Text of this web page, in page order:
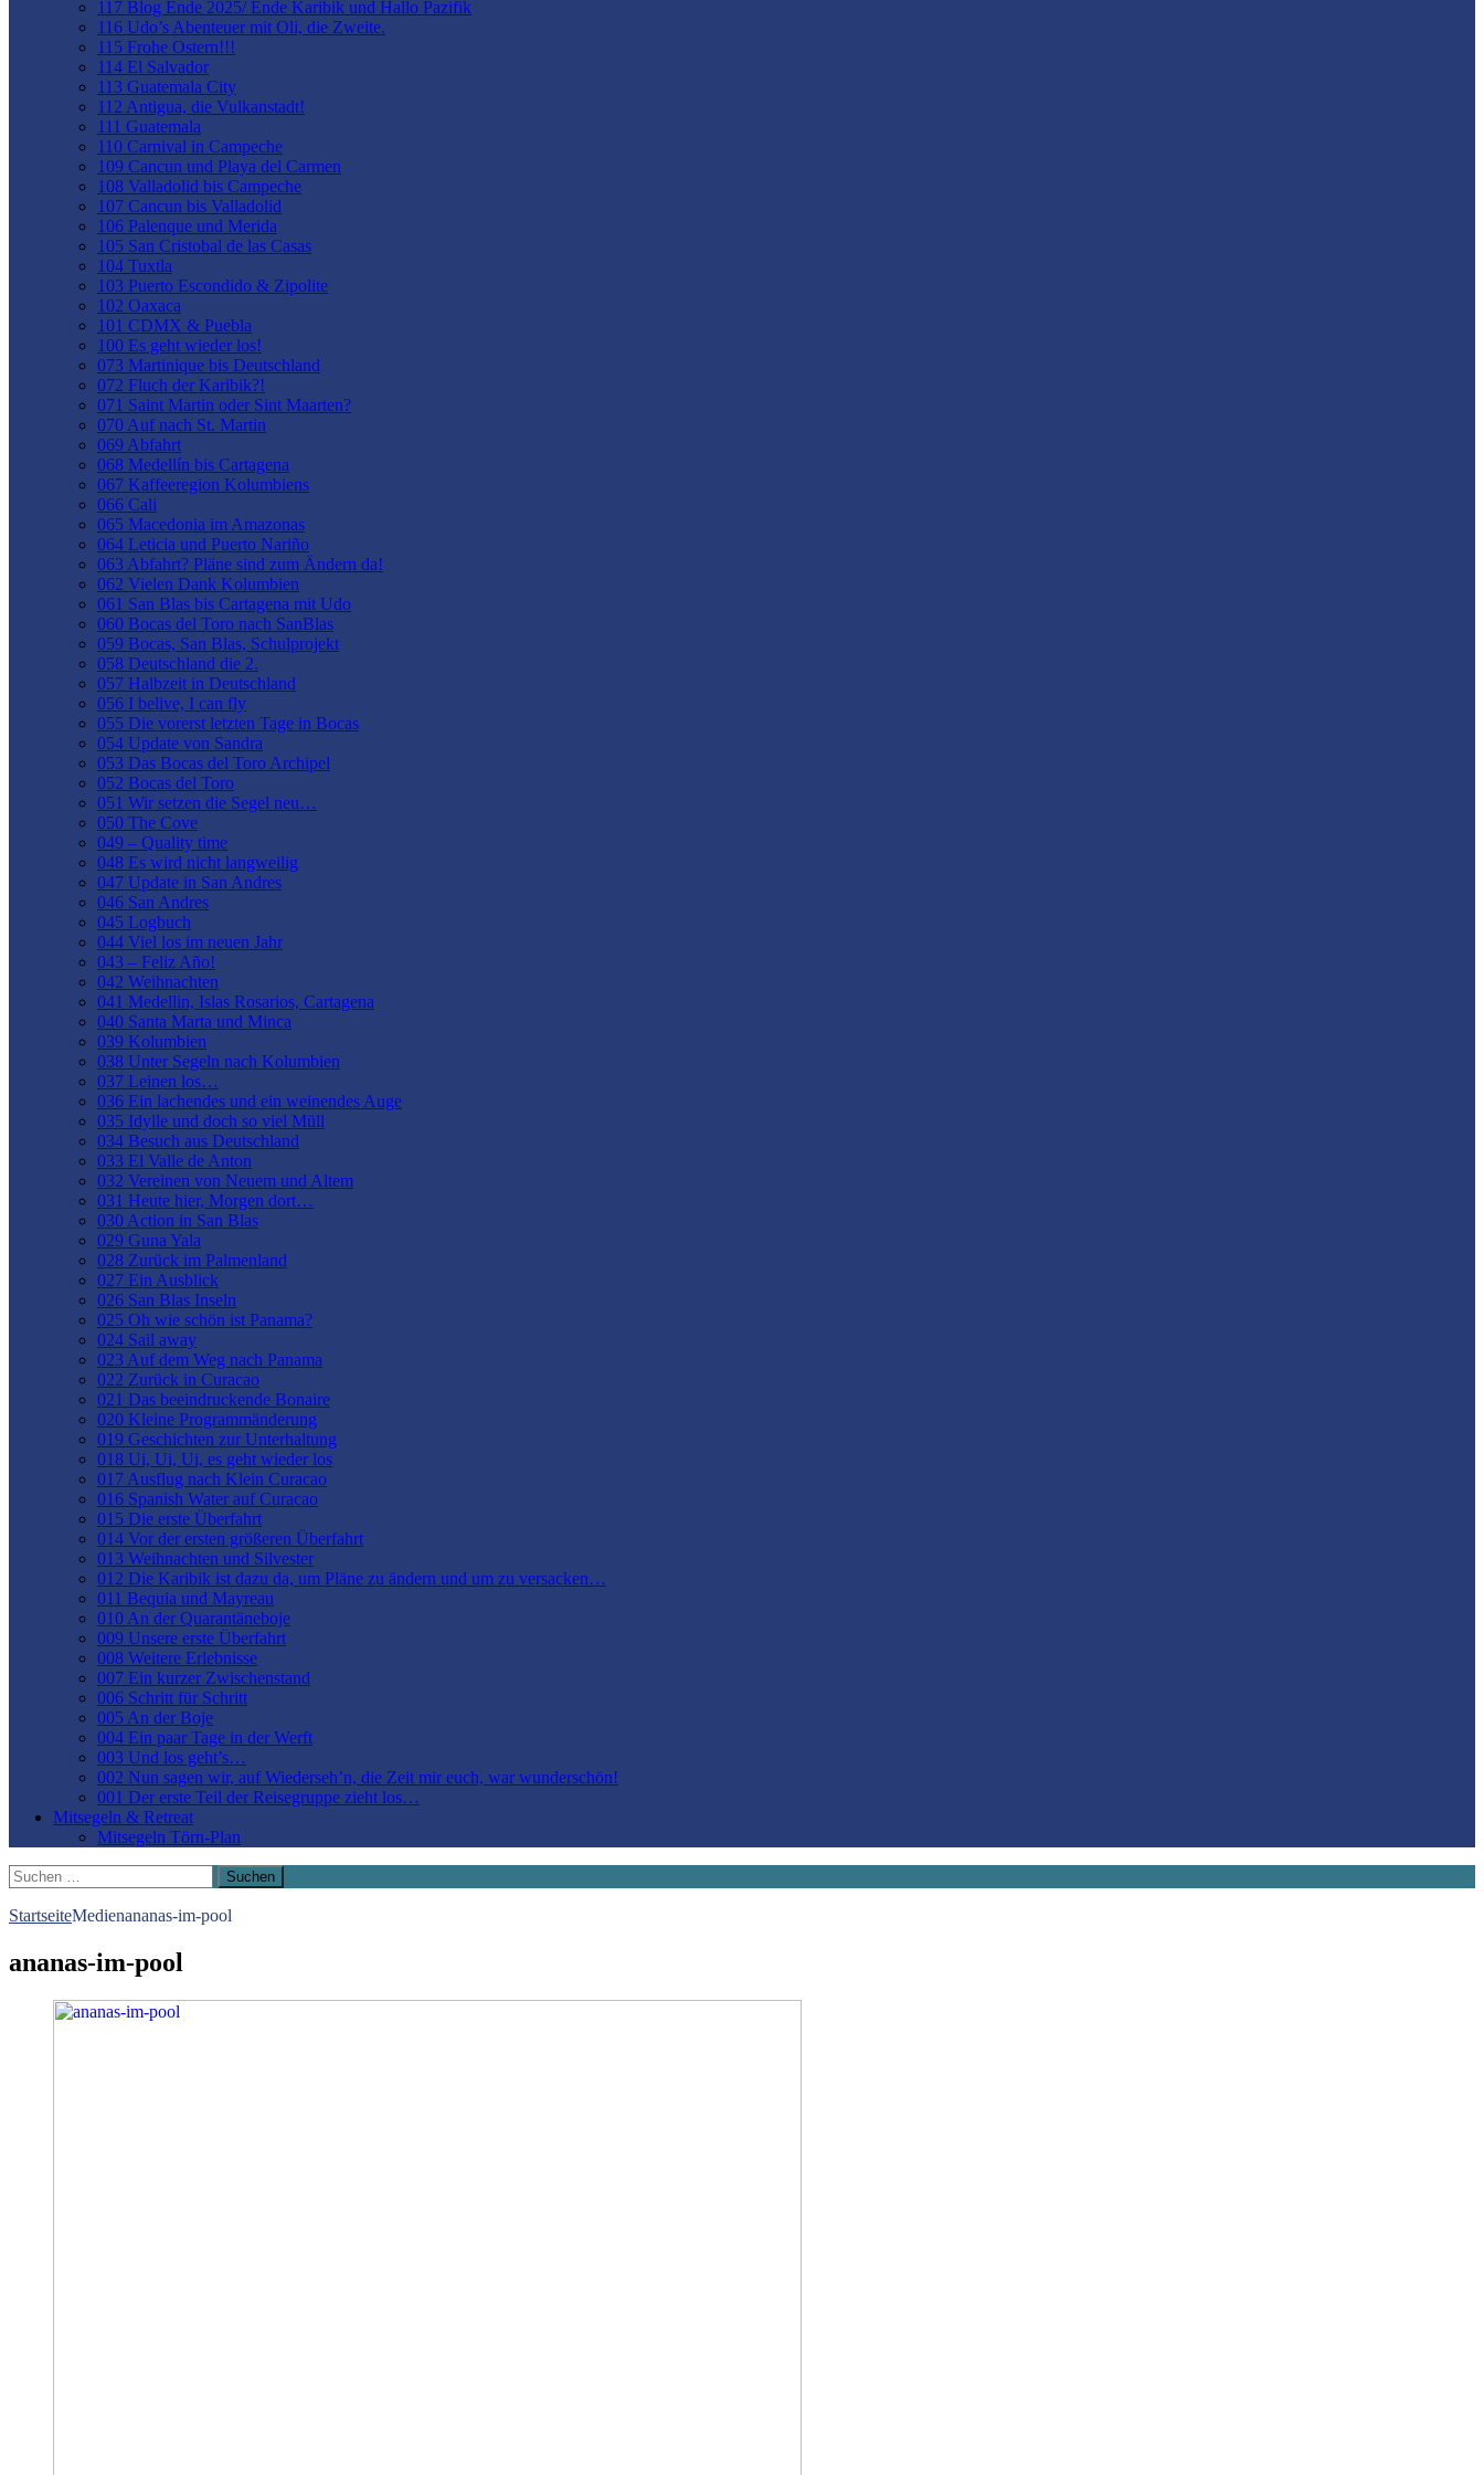
117 Blog Ende 2025/ Ende Karibik und Hallo Pazifik
116 Udo’s Abenteuer mit Oli, die Zweite.
115 Frohe Ostern!!!
114 El Salvador
113 Guatemala City
112 Antigua, die Vulkanstadt!
111 Guatemala
110 Carnival in Campeche
109 Cancun und Playa del Carmen
108 Valladolid bis Campeche
107 Cancun bis Valladolid
106 Palenque und Merida
105 San Cristobal de las Casas
104 Tuxtla
103 Puerto Escondido & Zipolite
102 Oaxaca
101 CDMX & Puebla
100 Es geht wieder los!
073 Martinique bis Deutschland
072 Fluch der Karibik?!
071 Saint Martin oder Sint Maarten?
070 Auf nach St. Martin
069 Abfahrt
068 Medellín bis Cartagena
067 Kaffeeregion Kolumbiens
066 Cali
065 Macedonia im Amazonas
064 Leticia und Puerto Nariño
063 Abfahrt? Pläne sind zum Ändern da!
062 Vielen Dank Kolumbien
061 San Blas bis Cartagena mit Udo
060 Bocas del Toro nach SanBlas
059 Bocas, San Blas, Schulprojekt
058 Deutschland die 2.
057 Halbzeit in Deutschland
056 I belive, I can fly
055 Die vorerst letzten Tage in Bocas
054 Update von Sandra
053 Das Bocas del Toro Archipel
052 Bocas del Toro
051 Wir setzen die Segel neu…
050 The Cove
049 – Quality time
048 Es wird nicht langweilig
047 Update in San Andres
046 San Andres
045 Logbuch
044 Viel los im neuen Jahr
043 – Feliz Año!
042 Weihnachten
041 Medellin, Islas Rosarios, Cartagena
040 Santa Marta und Minca
039 Kolumbien
038 Unter Segeln nach Kolumbien
037 Leinen los…
036 Ein lachendes und ein weinendes Auge
035 Idylle und doch so viel Müll
034 Besuch aus Deutschland
033 El Valle de Anton
032 Vereinen von Neuem und Altem
031 Heute hier, Morgen dort…
030 Action in San Blas
029 Guna Yala
028 Zurück im Palmenland
027 Ein Ausblick
026 San Blas Inseln
025 Oh wie schön ist Panama?
024 Sail away
023 Auf dem Weg nach Panama
022 Zurück in Curacao
021 Das beeindruckende Bonaire
020 Kleine Programmänderung
019 Geschichten zur Unterhaltung
018 Ui, Ui, Ui, es geht wieder los
017 Ausflug nach Klein Curacao
016 Spanish Water auf Curacao
015 Die erste Überfahrt
014 Vor der ersten größeren Überfahrt
013 Weihnachten und Silvester
012 Die Karibik ist dazu da, um Pläne zu ändern und um zu versacken…
011 Bequia und Mayreau
010 An der Quarantäneboje
009 Unsere erste Überfahrt
008 Weitere Erlebnisse
007 Ein kurzer Zwischenstand
006 Schritt für Schritt
005 An der Boje
004 Ein paar Tage in der Werft
003 Und los geht’s…
002 Nun sagen wir, auf Wiederseh’n, die Zeit mir euch, war wunderschön!
001 Der erste Teil der Reisegruppe zieht los…
Mitsegeln & Retreat
Mitsegeln Törn-Plan
Suchen
nach:
StartseiteMedienananas-im-pool
ananas-im-pool